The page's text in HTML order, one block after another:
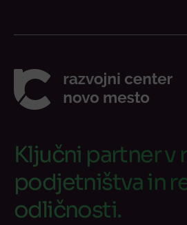
Ključni partner v
podjetništva in
odličnosti.